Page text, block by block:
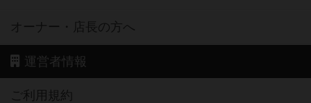
オーナー・店長の方へ
運営者情報
ご利用規約